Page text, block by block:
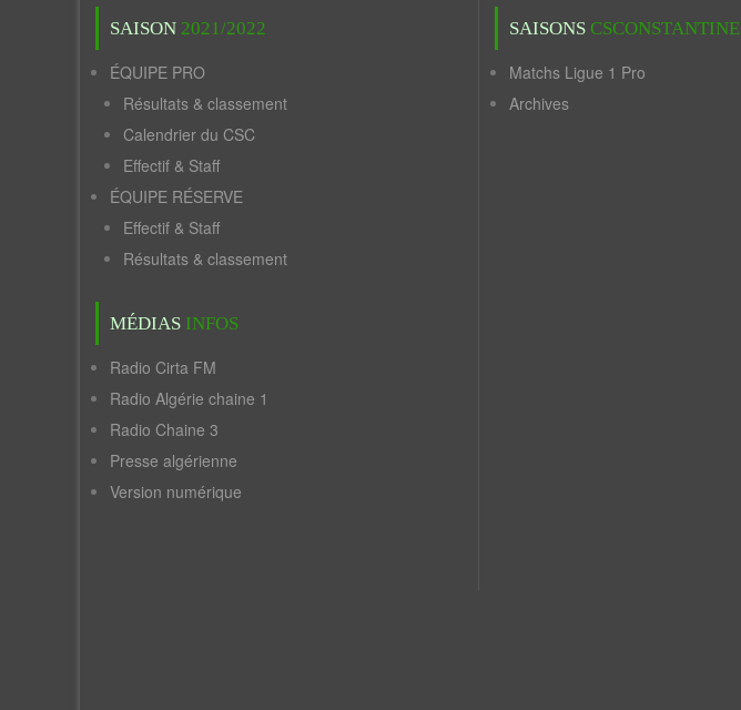
SAISON 2021/2022
ÉQUIPE PRO
Résultats & classement
Calendrier du CSC
Effectif & Staff
ÉQUIPE RÉSERVE
Effectif & Staff
Résultats & classement
MÉDIAS INFOS
Radio Cirta FM
Radio Algérie chaine 1
Radio Chaine 3
Presse algérienne
Version numérique
SAISONS CSCONSTANTINE
Matchs Ligue 1 Pro
Archives